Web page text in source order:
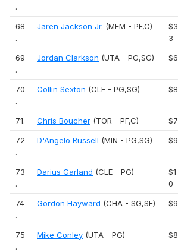
.
68
.
Jaren Jackson Jr. (MEM - PF,C)
$3
3
69
.
Jordan Clarkson (UTA - PG,SG) $6
70
.
Collin Sexton (CLE - PG,SG) $8
71. Chris Boucher (TOR - PF,C) $7
72
.
D'Angelo Russell (MIN - PG,SG) $9
73
.
Darius Garland (CLE - PG)
$1
0
74
.
Gordon Hayward (CHA - SG,SF) $9
75
.
Mike Conley (UTA - PG) $8